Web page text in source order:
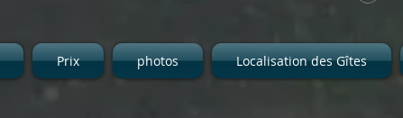
Prix photos Localisation des Gîtes